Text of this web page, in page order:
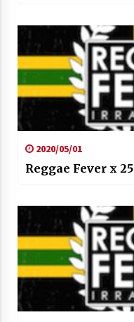
2020/05/01
Reggae Fever x 25